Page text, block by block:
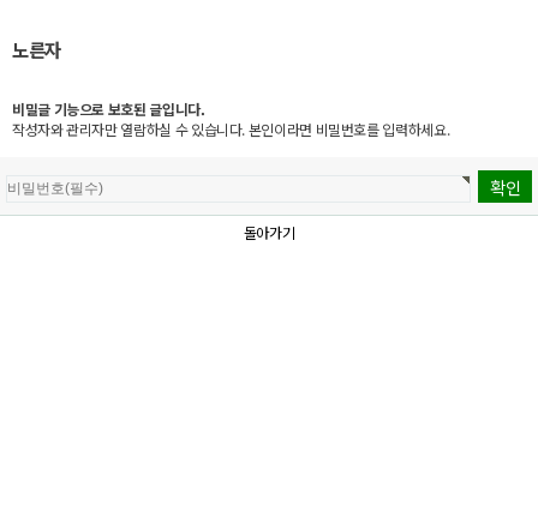
노른자
비밀글 기능으로 보호된 글입니다.
작성자와 관리자만 열람하실 수 있습니다. 본인이라면 비밀번호를 입력하세요.
돌아가기